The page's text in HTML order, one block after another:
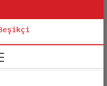
Tuncay
Beşikçi